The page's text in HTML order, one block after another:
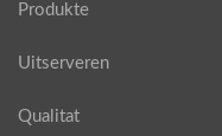
Produkte
Uitserveren
Qualitat